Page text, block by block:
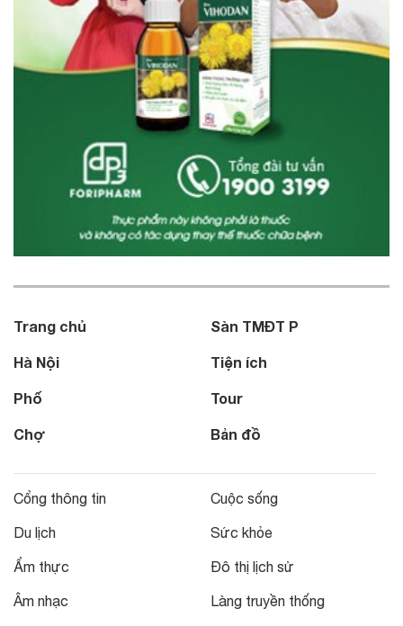
Trang chủ
Hà Nội
Phố
Chợ
Sàn TMĐT P
Tiện ích
Tour
Bản đồ
Cổng thông tin
Du lịch
Ẩm thực
Âm nhạc
Cuộc sống
Sức khỏe
Đô thị lịch sử
Làng truyền thống